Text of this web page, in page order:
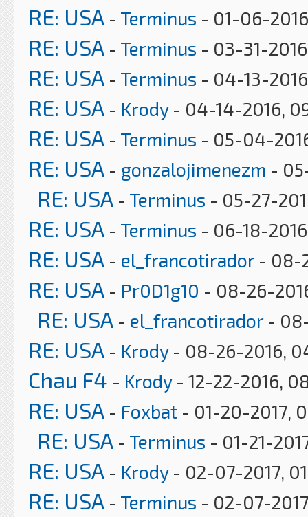
RE: USA - Terminus - 01-06-
RE: USA - Terminus - 03-31-
RE: USA - Terminus - 04-13-
RE: USA - Krody- 04-14-2016,
RE: USA - Terminus - 05-04-
RE: USA - gonzalojimenezm -
RE: USA - Terminus - 05-27-
RE: USA - Terminus - 06-18-2016,
RE: USA - el_francotirador- 08-
RE: USA - Pr0D1g10 - 08-26-
RE: USA - el_francotirador- 08-
RE: USA - Krody- 08-26-2016,
Chau F4 - Krody- 12-22-2016,
RE: USA - Foxbat - 01-20-2017,
RE: USA - Terminus - 01-21-
RE: USA - Krody- 02-07-2017,
RE: USA - Terminus - 02-07-